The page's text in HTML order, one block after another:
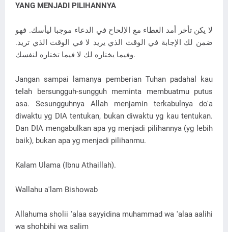
YANG MENJADI PILIHANNYA
لا يكن تأخر أمد العطاء مع الإلحاح في الدعاء موجبا ليأسك. فهو
ضمن لك الإجابة في الوقت الذي يريد لا في الوقت الذي تريد.
وفيما يختاره لك لا فيما تختاره لنفسك.
Jangan sampai lamanya pemberian Tuhan padahal kau
telah bersungguh-sungguh meminta membuatmu putus
asa. Sesungguhnya Allah menjamin terkabulnya do'a
diwaktu yg DIA tentukan, bukan diwaktu yg kau tentukan.
Dan DIA mengabulkan apa yg menjadi pilihannya (yg lebih
baik), bukan apa yg menjadi pilihanmu.
Kalam Ulama (Ibnu Athaillah).
Wallahu a'lam Bishowab
Allahuma sholii 'alaa sayyidina muhammad wa 'alaa aalihi
wa shohbihi wa salim